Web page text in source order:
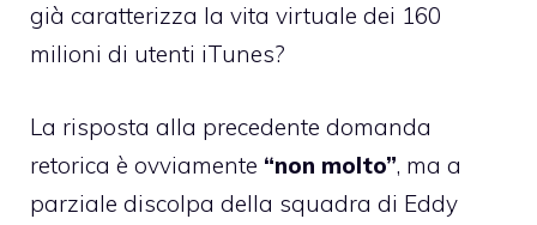
già caratterizza la vita virtuale dei 160
milioni di utenti iTunes?
La risposta alla precedente domanda
retorica è ovviamente “non molto”, ma a
parziale discolpa della squadra di Eddy